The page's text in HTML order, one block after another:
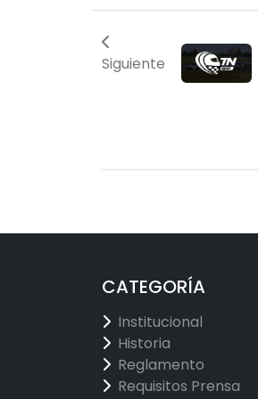
Siguiente
CATEGORÍA
Institucional
Historia
Reglamento
Requisitos Prensa